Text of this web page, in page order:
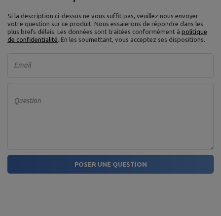
Si la description ci-dessus ne vous suffit pas, veuillez nous envoyer
votre question sur ce produit. Nous essaierons de répondre dans les
plus brefs délais. Les données sont traitées conformément à politique
de confidentialité. En les soumettant, vous acceptez ses dispositions.
Email
Question
POSER UNE QUESTION